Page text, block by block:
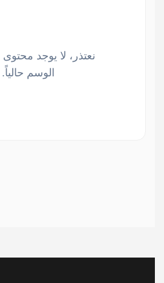
نعتذر، لا يوجد محتوى
الوسم حالياً.